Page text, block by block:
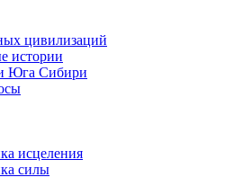
цивилизаций
истории
Юга Сибири
исцеления
силы